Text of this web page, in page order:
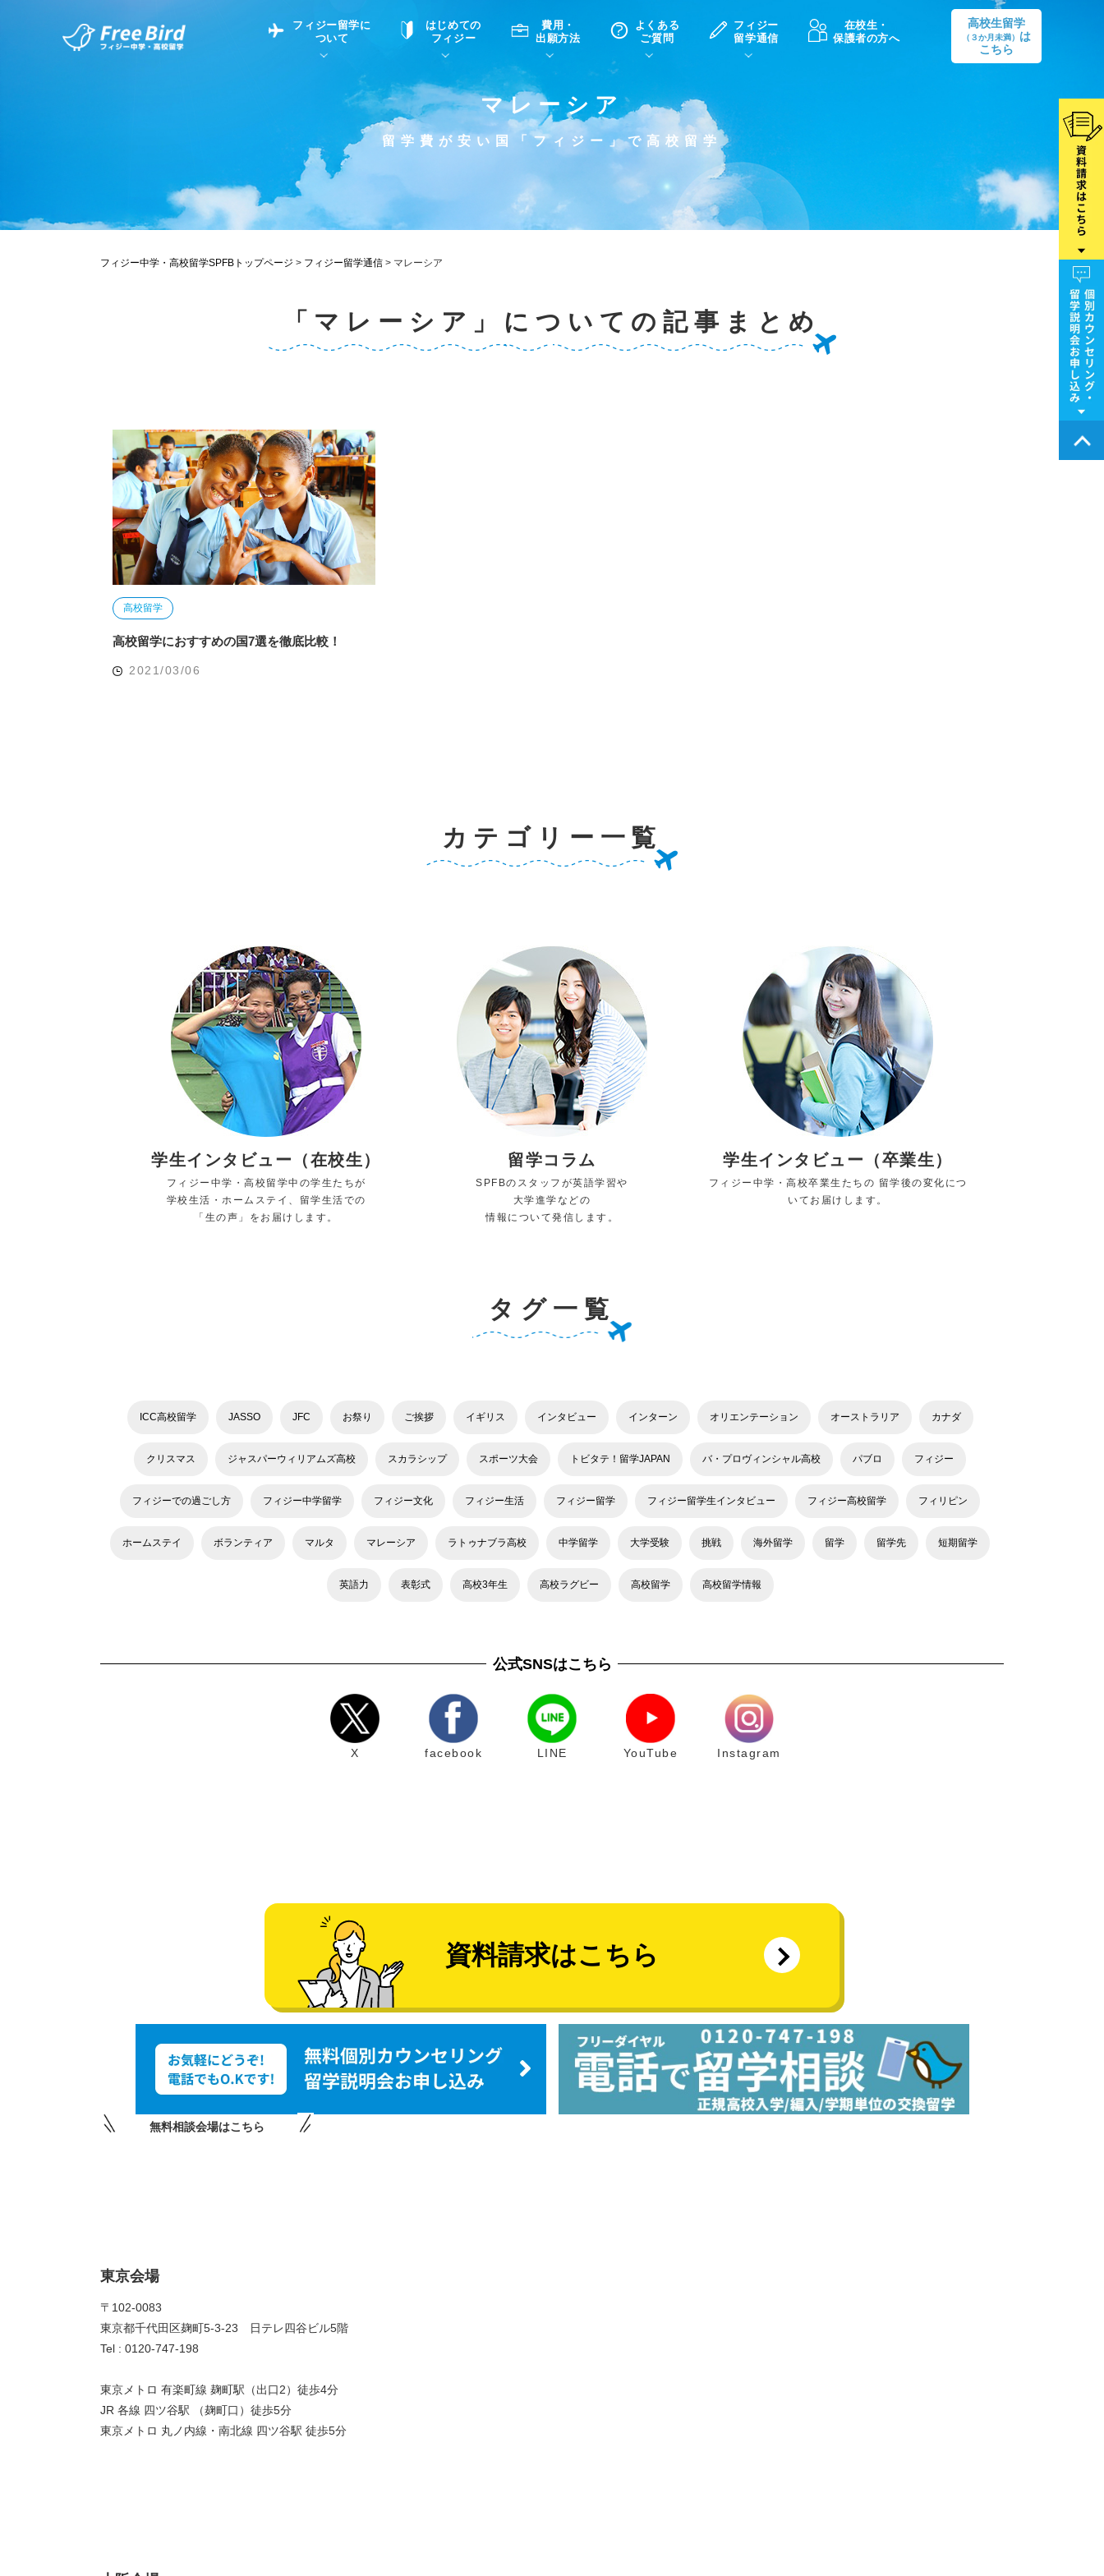
フィジー留学に
ついて
フィジー留学について 中学・高校留学の意義
はじめての
フィジー
滞在先
費用・
出願方法
高校留学
よくある
ご質問
フィジーでの生活Q&A ホームステイQ&A
現地高校Q&A
英語についてQ&A
フィジー
留学通信
フィジー留学通信TOP 学生インタビュー（在校生）
留学コラム
在校生・
保護者の方へ
高校生留学
（３か月未満）
は
こちら
マレーシア
留学費が安い国「フィジー」で高校留学
フィジー中学・高校留学SPFBトップページ > フィジー留学通信 > マレーシア
「マレーシア」についての記事まとめ
高校留学
高校留学におすすめの国7選を徹底比較！
2021/03/06
カテゴリー一覧
学生インタビュー（在校生）
フィジー中学・高校留学中の学生たちが
学校生活・ホームステイ、留学生活での
「生の声」をお届けします。
留学コラム
SPFBのスタッフが英語学習や
大学進学などの
情報について発信します。
学生インタビュー（卒業生）
フィジー中学・高校卒業生たちの 留学後の変化につ
いてお届けします。
タグ一覧
ICC高校留学 JASSO JFC お祭り ご挨拶 イギリス インタビュー インターン オリエンテーション オーストラリア カナダ
クリスマス ジャスパーウィリアムズ高校 スカラシップ スポーツ大会 トビタテ！留学JAPAN バ・プロヴィンシャル高校 パブロ フィジー
フィジーでの過ごし方 フィジー中学留学 フィジー文化 フィジー生活 フィジー留学 フィジー留学生インタビュー フィジー高校留学 フィリピン
ホームステイ ボランティア マルタ マレーシア ラトゥナブラ高校 中学留学 大学受験 挑戦 海外留学 留学 留学先 短期留学
英語力 表彰式 高校3年生 高校ラグビー 高校留学 高校留学情報
公式SNSはこちら
X facebook LINE YouTube Instagram
資料請求はこちら
無料相談会場はこちら
東京会場
〒102-0083
東京都千代田区麹町5-3-23 日テレ四谷ビル5階
Tel : 0120-747-198
東京メトロ 有楽町線 麹町駅（出口2）徒歩4分
JR 各線 四ツ谷駅 （麹町口）徒歩5分
東京メトロ 丸ノ内線・南北線 四ツ谷駅 徒歩5分